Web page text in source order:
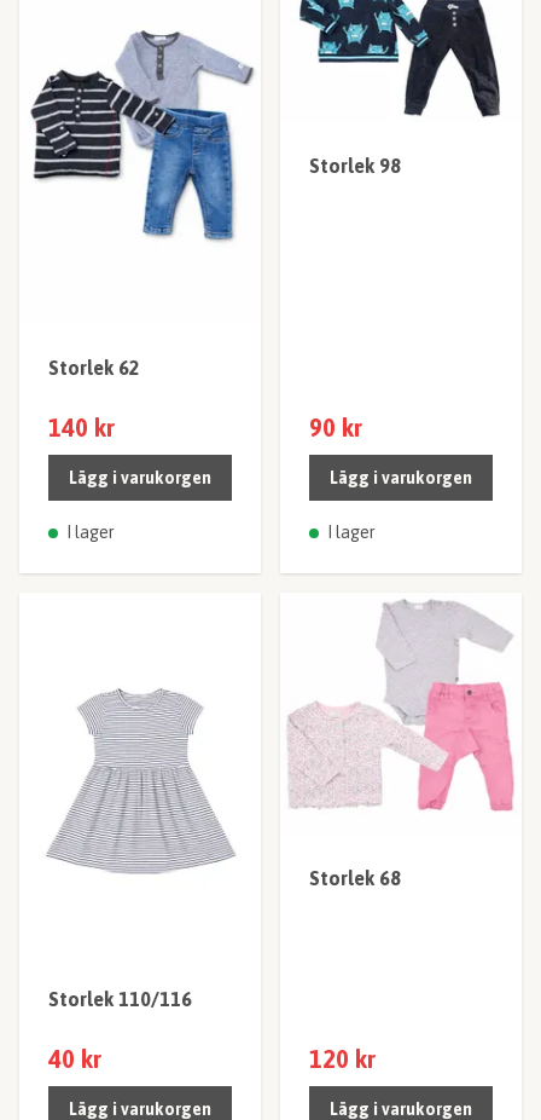
Storlek 62
140 kr
Lägg i varukorgen
I lager
Storlek 98
90 kr
Lägg i varukorgen
I lager
Storlek 110/116
40 kr
Lägg i varukorgen
Storlek 68
120 kr
Lägg i varukorgen